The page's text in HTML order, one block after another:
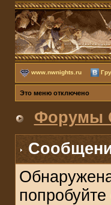
www.nwnights.ru
Это меню отключено
Форумы